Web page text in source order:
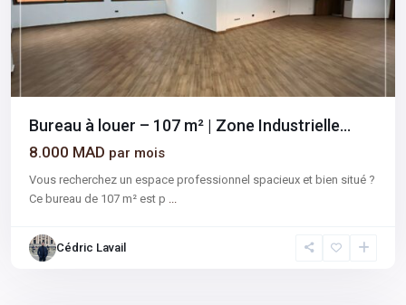
Bureau à louer – 107 m² | Zone Industrielle...
8.000 MAD par mois
Vous recherchez un espace professionnel spacieux et bien situé ?
Ce bureau de 107 m² est p ...
Cédric Lavail